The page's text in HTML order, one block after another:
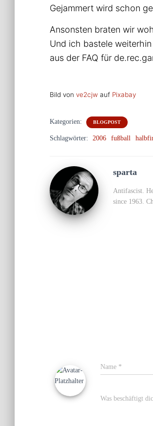
Gejammert wird schon
Ansonsten braten wir
Und ich bastele
aus der FAQ für
Bild von ve2cjw auf Pixabay
Kategorien: BLOGPOST
Schlagwörter: 2006 fußball
sparta
Antifascist.
since 1963.
Name *
Was beschäftigt